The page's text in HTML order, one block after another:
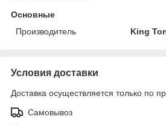
Основные
Производитель
King
Условия доставки
Доставка осуществляется только по
Самовывоз